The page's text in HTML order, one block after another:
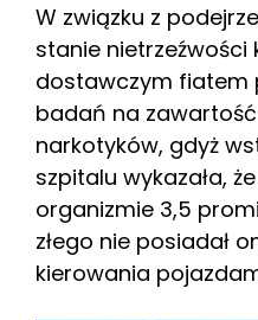
d
e
o
W związku z
stanie nietrzeźwości
dostawczym fiatem
badań na
narkotyków, gdyż
szpitalu wykazała,
organizmie 3,5
złego nie posiadał
kierowania